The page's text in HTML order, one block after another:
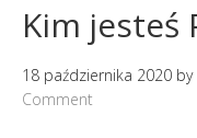
Kim jesteś
18 października 2020 by
Comment